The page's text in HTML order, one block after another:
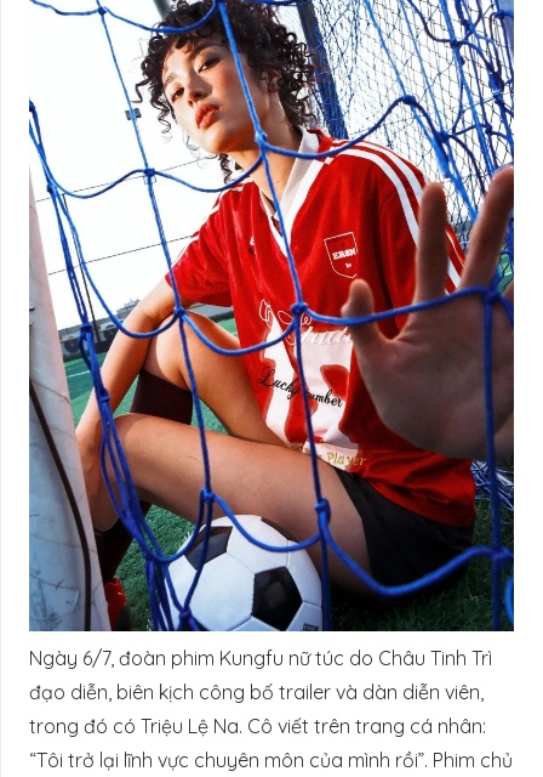
Ngày 6/7, đoàn phim Kungfu nữ túc do Châu Tinh Trì
đạo diễn, biên kịch công bố trailer và dàn diễn viên,
trong đó có Triệu Lệ Na. Cô viết trên trang cá nhân:
“Tôi trở lại lĩnh vực chuyên môn của mình rồi”. Phim chủ